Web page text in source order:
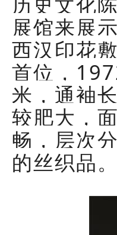
展馆来展
西汉印花
首位，
米，通袖
较肥大，
畅，层次
的丝织品。